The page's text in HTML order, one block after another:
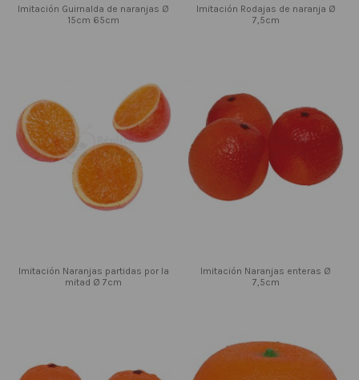
Imitación Guirnalda de naranjas Ø
15cm 65cm
Imitación Rodajas de naranja Ø
7,5cm
Imitación Naranjas partidas por la
mitad Ø 7cm
Imitación Naranjas enteras Ø
7,5cm